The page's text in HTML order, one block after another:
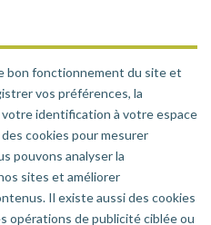
bon fonctionnement du site et
vos préférences, la
identification à votre espace
cookies pour mesurer
pouvons analyser la
sites et améliorer
Il existe aussi des cookies
opérations de publicité ciblée ou